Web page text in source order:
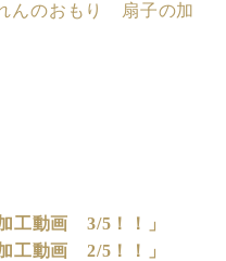
んのおもり 扇子の加
工動画 3/5！！」
工動画 2/5！！」